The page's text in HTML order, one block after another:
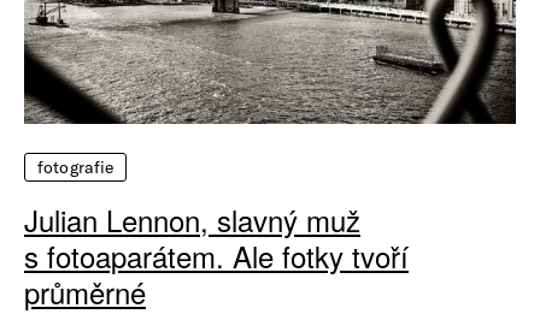
fotografie
Julian Lennon, slavný muž
s fotoaparátem. Ale fotky tvoří
průměrné